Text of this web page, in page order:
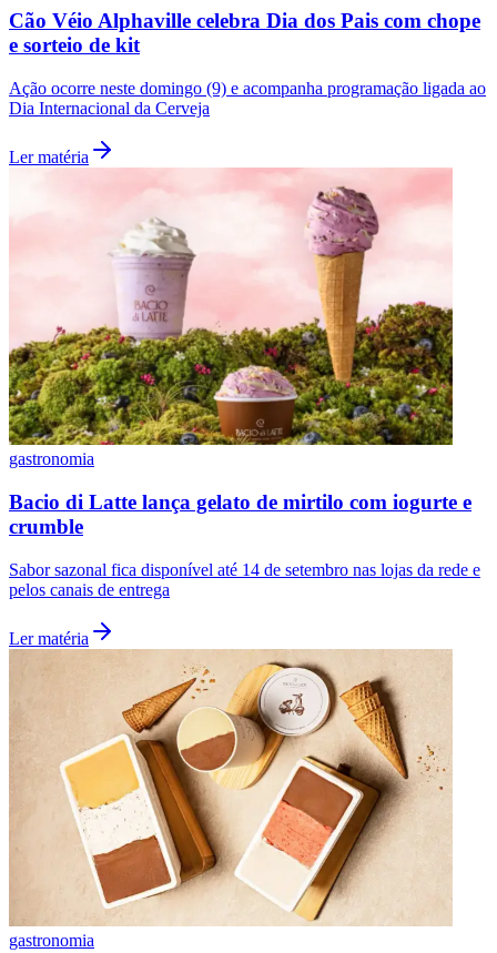
Santos
Cão Véio Alphaville celebra Dia dos Pais com chope
e sorteio de kit
Ação ocorre neste domingo (9) e acompanha programação ligada ao
Dia Internacional da Cerveja
Ler matéria
gastronomia
Bacio di Latte lança gelato de mirtilo com iogurte e
crumble
Sabor sazonal fica disponível até 14 de setembro nas lojas da rede e
pelos canais de entrega
Ler matéria
gastronomia